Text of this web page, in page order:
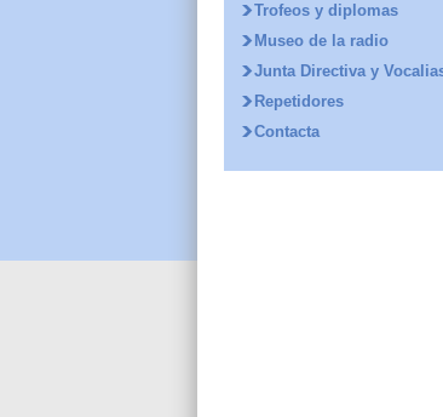
Trofeos y diplomas
Museo de la radio
Junta Directiva y
Repetidores
Contacta